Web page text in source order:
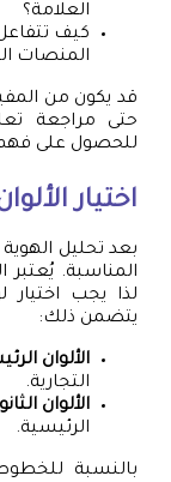
العلامة؟
كيف
المنصات
قد يكون من
حتى مراجعة
للحصول على
اختيار
بعد تحليل الهوية
المناسبة. يُعتبر
لذا يجب اختيار
يتضمن ذلك:
الألوان
التجارية.
الألوان
الرئيسية.
بالنسبة